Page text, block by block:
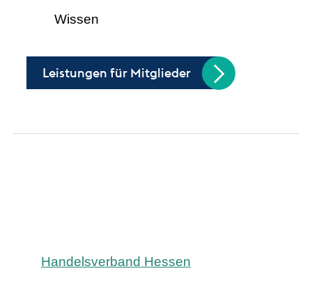
Wissen
Leistungen für Mitglieder
Handelsverband Hessen